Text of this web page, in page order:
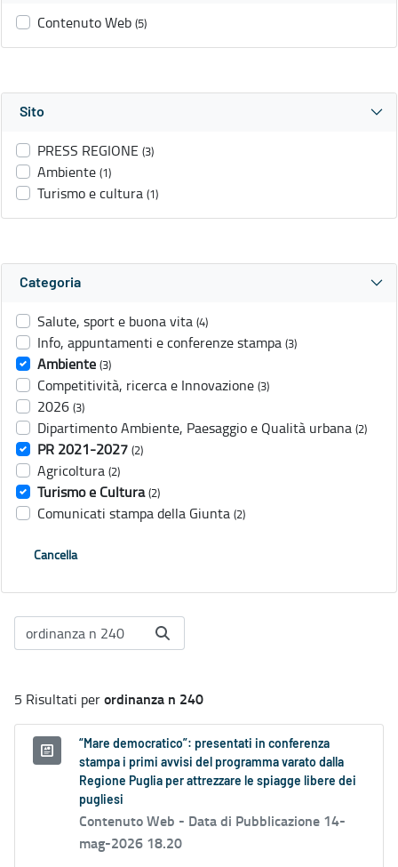
Contenuto Web (5)
Sito
PRESS REGIONE (3)
Ambiente (1)
Turismo e cultura (1)
Categoria
Salute, sport e buona vita (4)
Info, appuntamenti e conferenze stampa (3)
Ambiente (3)
Competitività, ricerca e Innovazione (3)
2026 (3)
Dipartimento Ambiente, Paesaggio e Qualità urbana (2)
PR 2021-2027 (2)
Agricoltura (2)
Turismo e Cultura (2)
Comunicati stampa della Giunta (2)
Cancella
5 Risultati perordinanza n 240
“Mare democratico”: presentati in conferenza
stampa i primi avvisi del programma varato dalla
Regione Puglia per attrezzare le spiagge libere dei
pugliesi
Contenuto Web - Data di Pubblicazione 14-
mag-2026 18.20